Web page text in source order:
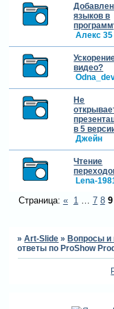
языков в
Алекс 35
видео?
Не
в 5
Джейн
Чтение
Lena-
Страница: « 1 … 7 8 9
»Art-Slide »Вопросы и
ответы по ProShow